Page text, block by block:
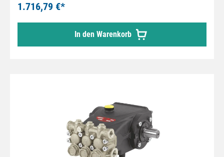
1.716,79 €*
In den Warenkorb